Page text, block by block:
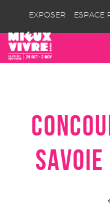
EXPOSER ESPACE